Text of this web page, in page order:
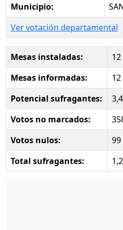
Municipio:
Ver votación departamental
Mesas instaladas:
12
Mesas informadas:
12
Potencial sufragantes:
Votos no marcados:
Votos nulos:
99
Total sufragantes: